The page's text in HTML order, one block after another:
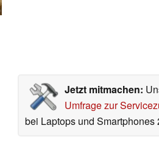
Jetzt mitmachen:
Umfrage zur
bei Laptops und Smartphones